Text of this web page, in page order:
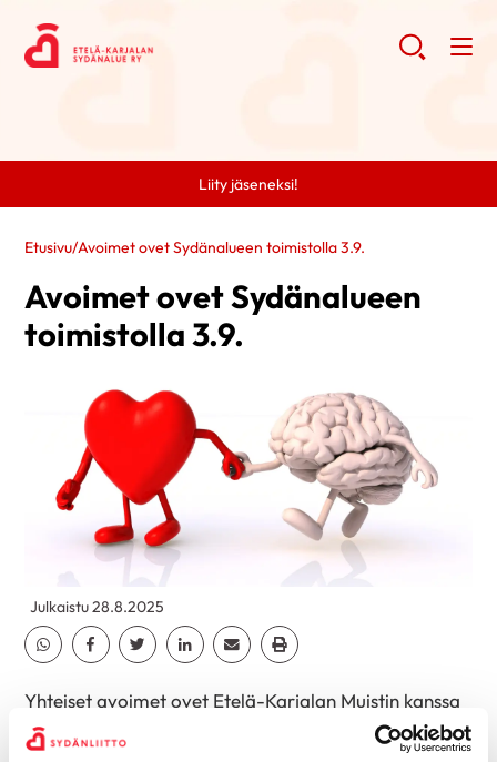
Liity jäseneksi!
Etusivu/Avoimet ovet Sydänalueen toimistolla 3.9.
Avoimet ovet Sydänalueen
toimistolla 3.9.
Julkaistu 28.8.2025
Jaa Whatsapp
Jaa Facebook
Jaa TwitterJaa Linkedin
Jaa EmailJaa Print
Yhteiset avoimet ovet Etelä-Karjalan Muistin kanssa
toimistollamme 3.9. klo 15-17.